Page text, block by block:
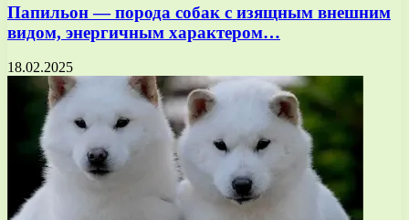
Папильон — порода собак с изящным внешним
видом, энергичным характером…
18.02.2025